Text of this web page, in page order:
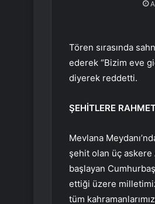
Tören sırasında
ederek “Bizim eve
diyerek reddetti.
ŞEHİTLERE
Mevlana
şehit olan üç askere
başlayan
ettiği üzere
tüm